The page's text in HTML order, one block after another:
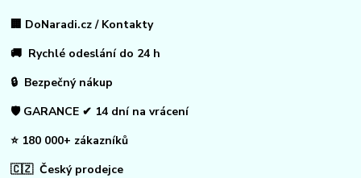
🏢 DoNaradi.cz / Kontakty
🚚 Rychlé odeslání do 24 h
🔒 Bezpečný nákup
🛡️ GARANCE ✔ 14 dní na vrácení
⭐ 180 000+ zákazníků
🇨🇿 Český prodejce